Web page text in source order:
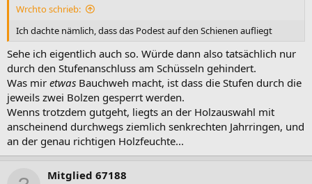
Wrchto schrieb:
Ich dachte nämlich, dass das Podest auf den Schienen aufliegt
Sehe ich eigentlich auch so. Würde dann also tatsächlich nur
durch den Stufenanschluss am Schüsseln gehindert.
Was mir etwas Bauchweh macht, ist dass die Stufen durch die
jeweils zwei Bolzen gesperrt werden.
Wenns trotzdem gutgeht, liegts an der Holzauswahl mit
anscheinend durchwegs ziemlich senkrechten Jahrringen, und
an der genau richtigen Holzfeuchte...
Mitglied 67188